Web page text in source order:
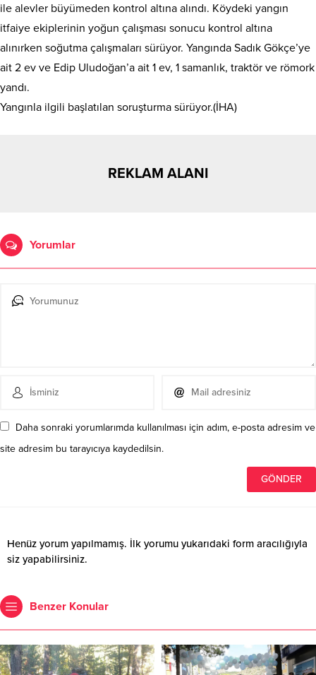
ile alevler büyümeden kontrol altına alındı. Köydeki yangın
itfaiye ekiplerinin yoğun çalışması sonucu kontrol altına
alınırken soğutma çalışmaları sürüyor. Yangında Sadık Gökçe’ye
ait 2 ev ve Edip Uludoğan’a ait 1 ev, 1 samanlık, traktör ve römork
yandı.
Yangınla ilgili başlatılan soruşturma sürüyor.(İHA)
REKLAM ALANI
Yorumlar
Daha sonraki yorumlarımda kullanılması için adım, e-posta adresim ve
site adresim bu tarayıcıya kaydedilsin.
Henüz yorum yapılmamış. İlk yorumu yukarıdaki form aracılığıyla
siz yapabilirsiniz.
Benzer Konular